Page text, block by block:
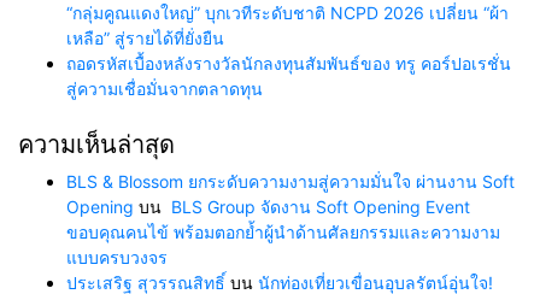
“กลุ่มคูณแดงใหญ่” บุกเวทีระดับชาติ NCPD 2026 เปลี่ยน “ผ้า
เหลือ” สู่รายได้ที่ยั่งยืน
ถอดรหัสเบื้องหลังรางวัลนักลงทุนสัมพันธ์ของ ทรู คอร์ปอเรชั่น
สู่ความเชื่อมั่นจากตลาดทุน
ความเห็นล่าสุด
BLS & Blossom ยกระดับความงามสู่ความมั่นใจ ผ่านงาน Soft
Opening บน BLS Group จัดงาน Soft Opening Event
ขอบคุณคนไข้ พร้อมตอกย้ำผู้นำด้านศัลยกรรมและความงาม
แบบครบวงจร
ประเสริฐ สุวรรณสิทธิ์ บน นักท่องเที่ยวเขื่อนอุบลรัตน์อุ่นใจ!